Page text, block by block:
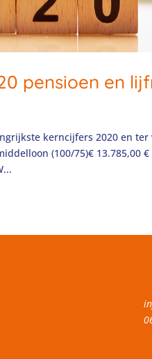
pensioen en
kerncijfers 2020 en
(100/75)€ 13.785,00